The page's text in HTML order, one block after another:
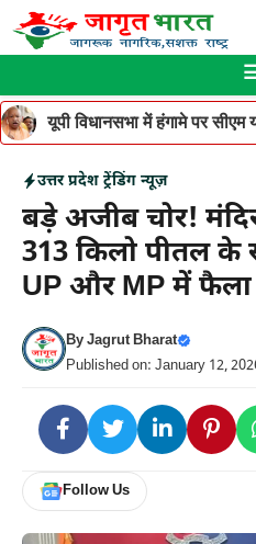
Skip
to
यूपी विधानसभा में हंगामे पर सीएम
उत्तर प्रदेश ट्रेंडिंग न्यूज़
बड़े अजीब चोर!
313 किलो पीतल के
UP और MP में फैला
ByJagrut Bharat
Published on: January 12,
Follow Us